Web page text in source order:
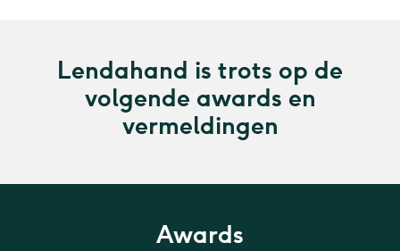
Lendahand is trots op de
volgende awards en
vermeldingen
Awards